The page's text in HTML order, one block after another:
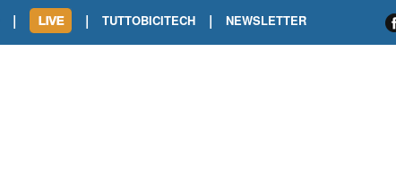
| | TUTTOBICITECH | NEWSLETTER